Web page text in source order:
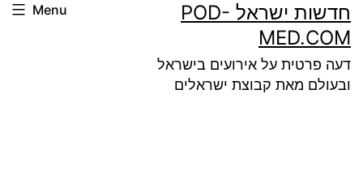
חדשות ישראל POD-
MED.COM
דעה פרטית על אירועים בישראל
ובעולם מאת קבוצת ישראלים
Menu